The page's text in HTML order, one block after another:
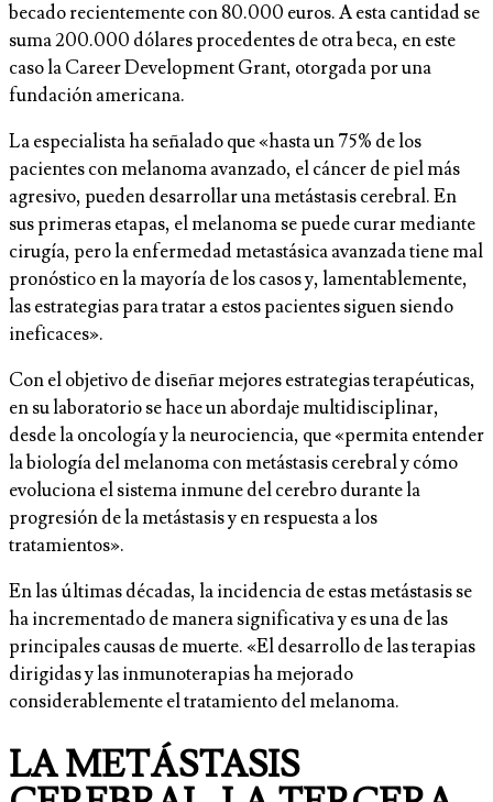
becado recientemente con 80.000 euros. A esta cantidad se
suma 200.000 dólares procedentes de otra beca, en este
caso la Career Development Grant, otorgada por una
fundación americana.
La especialista ha señalado que «hasta un 75% de los
pacientes con melanoma avanzado, el cáncer de piel más
agresivo, pueden desarrollar una metástasis cerebral. En
sus primeras etapas, el melanoma se puede curar mediante
cirugía, pero la enfermedad metastásica avanzada tiene mal
pronóstico en la mayoría de los casos y, lamentablemente,
las estrategias para tratar a estos pacientes siguen siendo
ineficaces».
Con el objetivo de diseñar mejores estrategias terapéuticas,
en su laboratorio se hace un abordaje multidisciplinar,
desde la oncología y la neurociencia, que «permita entender
la biología del melanoma con metástasis cerebral y cómo
evoluciona el sistema inmune del cerebro durante la
progresión de la metástasis y en respuesta a los
tratamientos».
En las últimas décadas, la incidencia de estas metástasis se
ha incrementado de manera significativa y es una de las
principales causas de muerte. «El desarrollo de las terapias
dirigidas y las inmunoterapias ha mejorado
considerablemente el tratamiento del melanoma.
LA METÁSTASIS